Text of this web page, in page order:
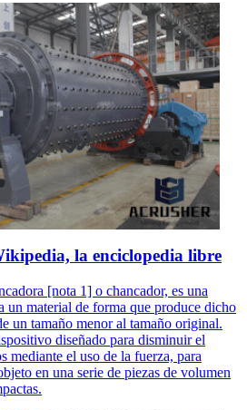
la enciclopedia libre
[nota 1] o chancador, es una
un material de forma que produce dicho
un tamaño menor al tamaño original.
diseñado para disminuir el
mediante el uso de la fuerza, para
en una serie de piezas de volumen